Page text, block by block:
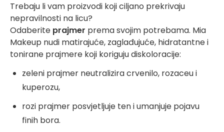
Trebaju li vam proizvodi koji ciljano prekrivaju
nepravilnosti na licu?
Odaberite prajmer prema svojim potrebama. Mia
Makeup nudi matirajuće, zaglađujuće, hidratantne i
tonirane prajmere koji koriguju diskoloracije:
zeleni prajmer neutralizira crvenilo, rozaceu i
kuperozu,
rozi prajmer posvjetljuje ten i umanjuje pojavu
finih bora.